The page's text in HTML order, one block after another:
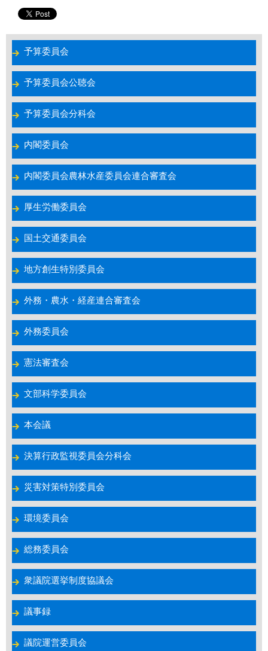
予算委員会
予算委員会公聴会
予算委員会分科会
内閣委員会
内閣委員会農林水産委員会連合審査会
厚生労働委員会
国土交通委員会
地方創生特別委員会
外務・農水・経産連合審査会
外務委員会
憲法審査会
文部科学委員会
本会議
決算行政監視委員会分科会
災害対策特別委員会
環境委員会
総務委員会
衆議院選挙制度協議会
議事録
議院運営委員会